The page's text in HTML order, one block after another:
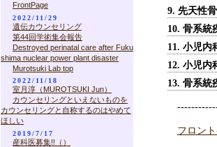
9. 先天性
10. 骨系統
11. 小児内
12. 小児内
13. 骨系統
フロン
FrontPage
2022/11/29
遺伝カウンセリング
第44回学術集会報告
Destroyed perinatal care after Fuku
shima nuclear power plant disaster
Murotsuki Lab top
2022/11/18
室月淳（MUROTSUKI Jun）
カウンセリングといえないものを
カウンセリングと自称するのはやめて
ほしい
2019/7/17
産科医募集!!（）